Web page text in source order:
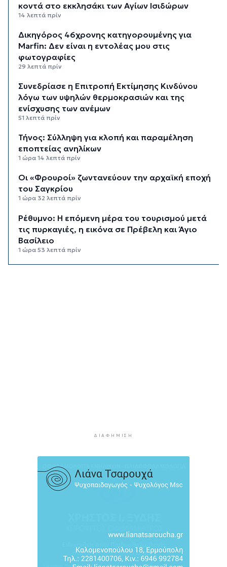
κοντά στο εκκλησάκι των Αγίων Ισιδώρων
14 λεπτά πρίν
Δικηγόρος 46χρονης κατηγορουμένης για
Marfin: Δεν είναι η εντολέας μου στις
φωτογραφίες
29 λεπτά πρίν
Συνεδρίασε η Επιτροπή Εκτίμησης Κινδύνου
λόγω των υψηλών θερμοκρασιών και της
ενίσχυσης των ανέμων
51 λεπτά πρίν
Τήνος: Σύλληψη για κλοπή και παραμέληση
εποπτείας ανηλίκων
1 ώρα 14 λεπτά πρίν
Οι «Φρουροί» ζωντανεύουν την αρχαϊκή εποχή
του Σαγκρίου
1 ώρα 32 λεπτά πρίν
Ρέθυμνο: Η επόμενη μέρα του τουρισμού μετά
τις πυρκαγιές, η εικόνα σε Πρέβελη και Άγιο
Βασίλειο
1 ώρα 53 λεπτά πρίν
Πολύ υψηλός κίνδυνος πυρκαγιάς σήμερα σε
Κρήτη και Βόρειο Αιγαίο, ποιες περιοχές είναι
ΔΙΑΦΉΜΙΣΗ